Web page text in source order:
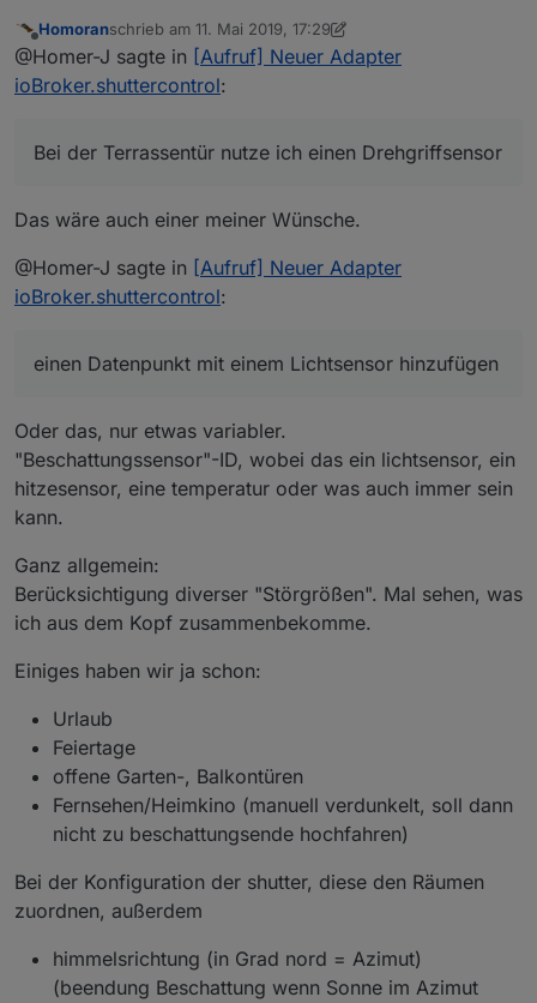
könnte man vielleicht noch einen Datenpunkt mit
einem Lichtsensor hinzufügen ich fahre meine Rollos
bei kleiner 10 LUX zu und bei dem Sonnenschutz
man das mit der Außentemperatur koppeln könnte.
zu,
einbauen.
Grüße Homer.J.
Offline
Homoranschrieb am 11. Mai 2019, 17:29
zuletzt editiert von Homoran5. Nov. 2019, 19:31
@Homer-J sagte in [Aufruf] Neuer Adapter
ioBroker.shuttercontrol:
Bei der Terrassentür nutze ich einen Drehgriffsensor
Das wäre auch einer meiner Wünsche.
@Homer-J sagte in [Aufruf] Neuer Adapter
ioBroker.shuttercontrol:
einen Datenpunkt mit einem Lichtsensor hinzufügen
Oder das, nur etwas variabler.
"Beschattungssensor"-ID, wobei das ein lichtsensor, ein
hitzesensor, eine temperatur oder was auch immer sein
kann.
Ganz allgemein:
Berücksichtigung diverser "Störgrößen". Mal sehen, was
ich aus dem Kopf zusammenbekomme.
Einiges haben wir ja schon:
Urlaub
Feiertage
offene Garten-, Balkontüren
Fernsehen/Heimkino (manuell verdunkelt, soll dann
nicht zu beschattungsende hochfahren)
Bei der Konfiguration der shutter, diese den Räumen
zuordnen, außerdem
himmelsrichtung (in Grad nord = Azimut)
(beendung Beschattung wenn Sonne im Azimut